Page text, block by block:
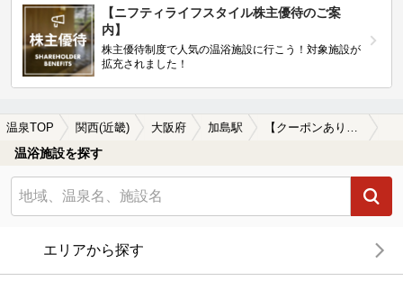
【ニフティライフスタイル株主優待のご案
内】
株主優待制度で人気の温浴施設に行こう！対象施設が
拡充されました！
温泉TOP 関西(近畿) 大阪府 加島駅 【クーポンあり】源泉かけ流しが楽しめる加島駅近くの温泉、日帰り温泉、スーパー銭湯おすすめ
温浴施設を探す
エリアから探す